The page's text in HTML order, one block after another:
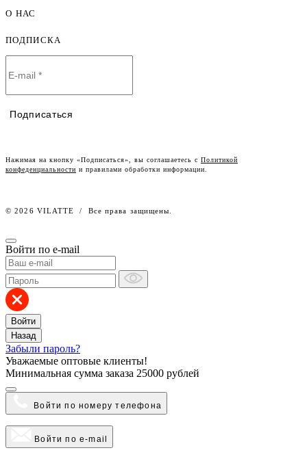
Оплата и доставка
Договор-оферта
Условия сотрудничества
О НАС
Lookbook
Работа в компании
ПОДПИСКА
Подписаться
Нажимая на кнопку «Подписаться», вы соглашаетесь с Политикой
конфеденциальности и правилами обработки информации.
© 2026 VILATTE / Все права защищены.
Войти по e-mail
Войти
Назад
Забыли пароль?
Уважаемые оптовые клиенты!
Минимальная сумма заказа 25000 рублей
Войти по номеру телефона
Войти по e-mail